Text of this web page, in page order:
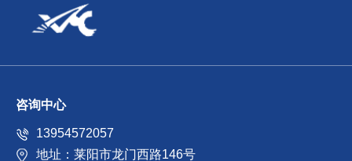
咨询中心
13954572057
地址：莱阳市龙门西路146号